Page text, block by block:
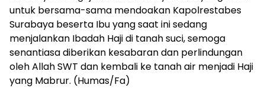
untuk bersama-sama mendoakan Kapolrestabes
Surabaya beserta Ibu yang saat ini sedang
menjalankan Ibadah Haji di tanah suci, semoga
senantiasa diberikan kesabaran dan perlindungan
oleh Allah SWT dan kembali ke tanah air menjadi Haji
yang Mabrur. (Humas/Fa)